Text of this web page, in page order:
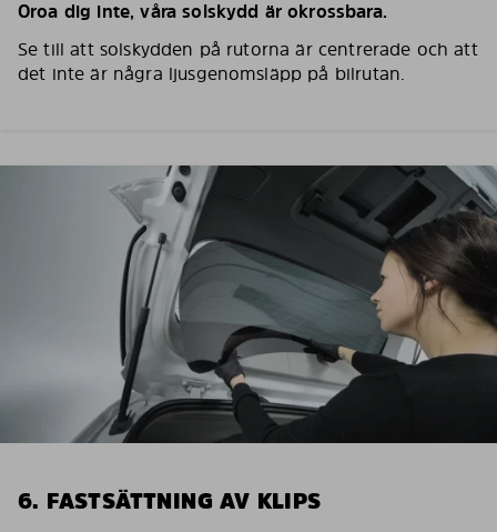
Oroa dig inte, våra solskydd är okrossbara.
Se till att solskydden på rutorna är centrerade och att
det inte är några ljusgenomsläpp på bilrutan.
6. FASTSÄTTNING AV KLIPS